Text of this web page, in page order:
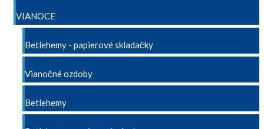
VIANOCE
Betlehemy - papierové skladačky
Vianočné ozdoby
Betlehemy